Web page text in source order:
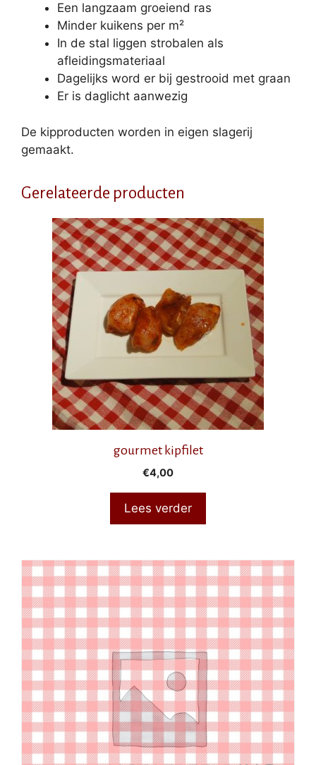
Een langzaam groeiend ras
Minder kuikens per m²
In de stal liggen strobalen als
afleidingsmateriaal
Dagelijks word er bij gestrooid met graan
Er is daglicht aanwezig
De kipproducten worden in eigen slagerij
gemaakt.
Gerelateerde producten
gourmet kipfilet
€4,00
Lees verder